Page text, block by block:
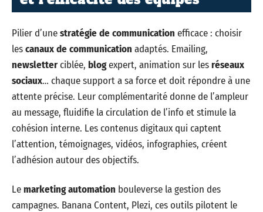
Pilier d’unestratégie de communication efficace : choisir
lescanaux de communication adaptés. Emailing,
newsletterciblée, blogexpert, animation sur lesréseaux
sociaux… chaque support a sa force et doit répondre à une
attente précise. Leur complémentarité donne de l’ampleur
au message, fluidifie la circulation de l’info et stimule la
cohésion interne. Les contenus digitaux qui captent
l’attention, témoignages, vidéos, infographies, créent
l’adhésion autour des objectifs.
Lemarketing automation bouleverse la gestion des
campagnes. Banana Content, Plezi, ces outils pilotent le